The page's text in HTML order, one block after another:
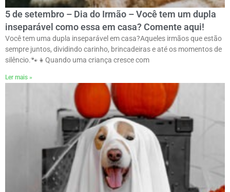
5 de setembro – Dia do Irmão – Você tem um dupla
inseparável como essa em casa? Comente aqui!
Você tem uma dupla inseparável em casa?Aqueles irmãos que estão
sempre juntos, dividindo carinho, brincadeiras e até os momentos de
silêncio.ㅤ🐾👧Quando uma criança cresce com
Ler mais »